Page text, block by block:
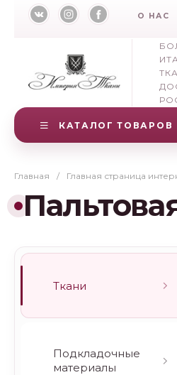
О НАС
КАТАЛОГ ТОВАРОВ
Главная / Главная страница
Ткани
Подкладочные
материалы